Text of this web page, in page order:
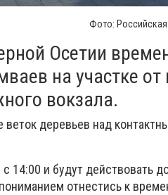
Фото: Российская
Осетии
на участке
вокзала.
деревьев над
14:00 и будут действовать
отнестись к